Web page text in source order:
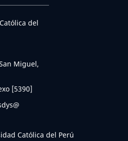
del
Miguel,
[5390]
Católica del Perú